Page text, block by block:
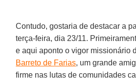
Contudo, gostaria de destacar a
terça-feira, dia 23/11.
e aqui aponto o vigor missionário
Barreto de Farias, um grande
firme nas lutas de comunidades